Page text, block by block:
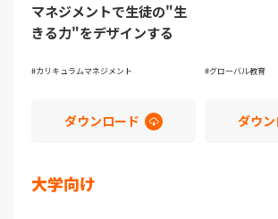
マネジメントで生徒の"生
きる力"をデザインする
カリキュラムマネジメント
ダウンロード
グローバル教育
ダウ
大学向け